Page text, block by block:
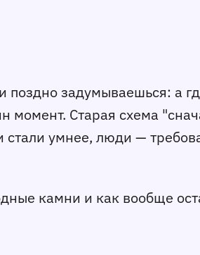
поздно задумываешься: а
момент. Старая схема
умнее, люди —
камни и как вообще